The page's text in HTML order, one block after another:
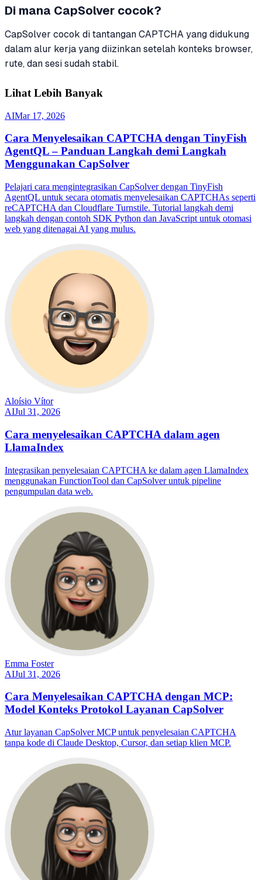
Di mana CapSolver cocok?
CapSolver cocok di tantangan CAPTCHA yang didukung
dalam alur kerja yang diizinkan setelah konteks browser,
rute, dan sesi sudah stabil.
Lihat Lebih Banyak
AIMar 17, 2026
Cara Menyelesaikan CAPTCHA dengan TinyFish
AgentQL – Panduan Langkah demi Langkah
Menggunakan CapSolver
Pelajari cara mengintegrasikan CapSolver dengan TinyFish
AgentQL untuk secara otomatis menyelesaikan CAPTCHAs seperti
reCAPTCHA dan Cloudflare Turnstile. Tutorial langkah demi
langkah dengan contoh SDK Python dan JavaScript untuk otomasi
web yang ditenagai AI yang mulus.
Aloísio Vítor
AIJul 31, 2026
Cara menyelesaikan CAPTCHA dalam agen
LlamaIndex
Integrasikan penyelesaian CAPTCHA ke dalam agen LlamaIndex
menggunakan FunctionTool dan CapSolver untuk pipeline
pengumpulan data web.
Emma Foster
AIJul 31, 2026
Cara Menyelesaikan CAPTCHA dengan MCP:
Model Konteks Protokol Layanan CapSolver
Atur layanan CapSolver MCP untuk penyelesaian CAPTCHA
tanpa kode di Claude Desktop, Cursor, dan setiap klien MCP.